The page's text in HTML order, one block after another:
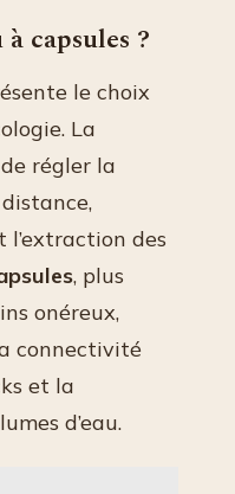
capsules ?
le choix
La
régler la
des
, plus
onéreux,
connectivité
et la
d’eau.